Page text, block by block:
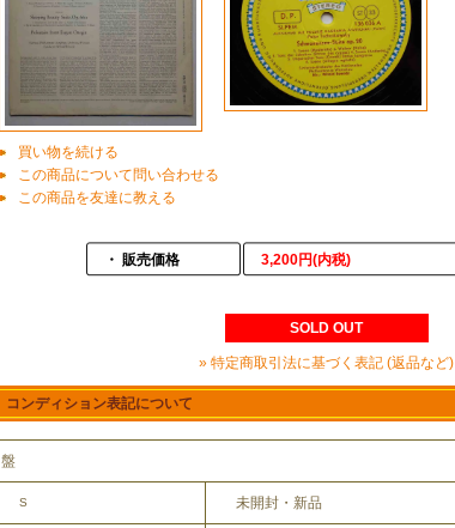
買い物を続ける
この商品について問い合わせる
この商品を友達に教える
・ 販売価格 3,200円(内税)
SOLD OUT
» 特定商取引法に基づく表記 (返品など)
コンディション表記について
盤
S 未開封・新品